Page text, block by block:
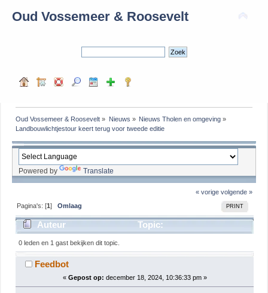
Oud Vossemeer & Roosevelt
Oud Vossemeer & Roosevelt » Nieuws » Nieuws Tholen en omgeving»
Landbouwlichtjestour keert terug voor tweede editie
Powered by Translate
« vorige volgende »
PRINT
Pagina's: [1]Omlaag
Auteur
Topic:
Landbouwlichtjestour keert terug voor tweede editie
(gelezen 228 keer)
0 leden en 1 gast bekijken dit topic.
Feedbot
« Gepost op: december 18, 2024, 10:36:33 pm »